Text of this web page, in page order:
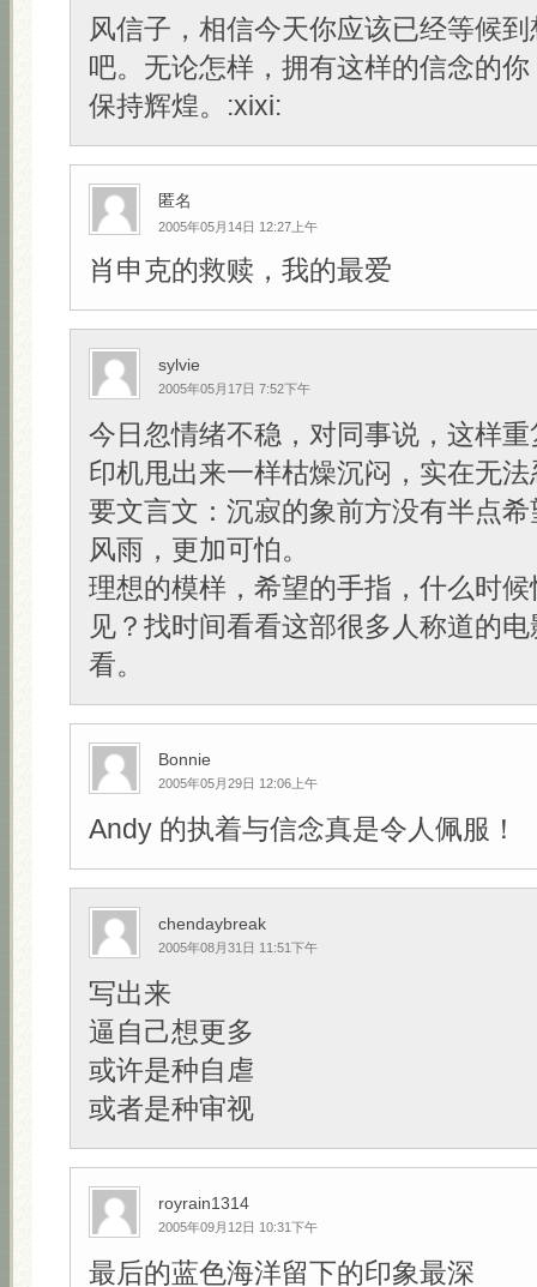
风信子，相信今天你应该已经等候
吧。无论怎样，拥有这样的信念的
保持辉煌。:xixi:
匿名
2005年05月14日 12:27上午
肖申克的救赎，我的最爱
sylvie
2005年05月17日 7:52下午
今日忽情绪不稳，对同事说，这样
印机甩出来一样枯燥沉闷，实在无
要文言文：沉寂的象前方没有半点
风雨，更加可怕。
理想的模样，希望的手指，什么时
见？找时间看看这部很多人称道的
看。
Bonnie
2005年05月29日 12:06上午
Andy 的执着与信念真是令人佩服！
chendaybreak
2005年08月31日 11:51下午
写出来
逼自己想更多
或许是种自虐
或者是种审视
royrain1314
2005年09月12日 10:31下午
最后的蓝色海洋留下的印象最深